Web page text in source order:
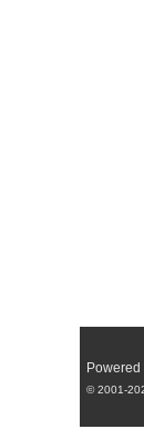
Powered
© 2001-